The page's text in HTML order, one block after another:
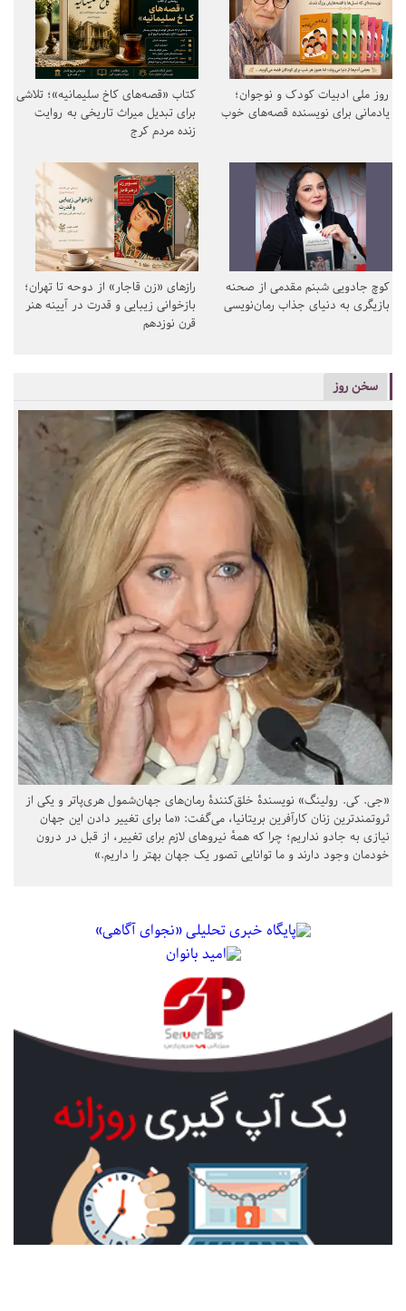
روز ملی ادبیات کودک و نوجوان؛
یادمانی برای نویسنده قصه‌های خوب
کتاب «قصه‌های کاخ سلیمانیه»؛ تلاشی
برای تبدیل میراث تاریخی به روایت
زنده مردم کرج
کوچ جادویی شبنم مقدمی از صحنه
بازیگری به دنیای جذاب رمان‌نویسی
رازهای «زن قاجار» از دوحه تا تهران؛
بازخوانی زیبایی و قدرت در آیینه هنر
قرن نوزدهم
سخن روز
«جی. کی. رولینگ» نویسندهٔ خلق‌کنندهٔ رمان‌های جهان‌شمول هری‌پاتر و یکی از
ثروتمندترین زنان کارآفرین بریتانیا، می‌گفت: «ما برای تغییر دادن این جهان
نیازی به جادو نداریم؛ چرا که همهٔ نیروهای لازم برای تغییر، از قبل در درون
خودمان وجود دارند و ما توانایی تصور یک جهان بهتر را داریم.»